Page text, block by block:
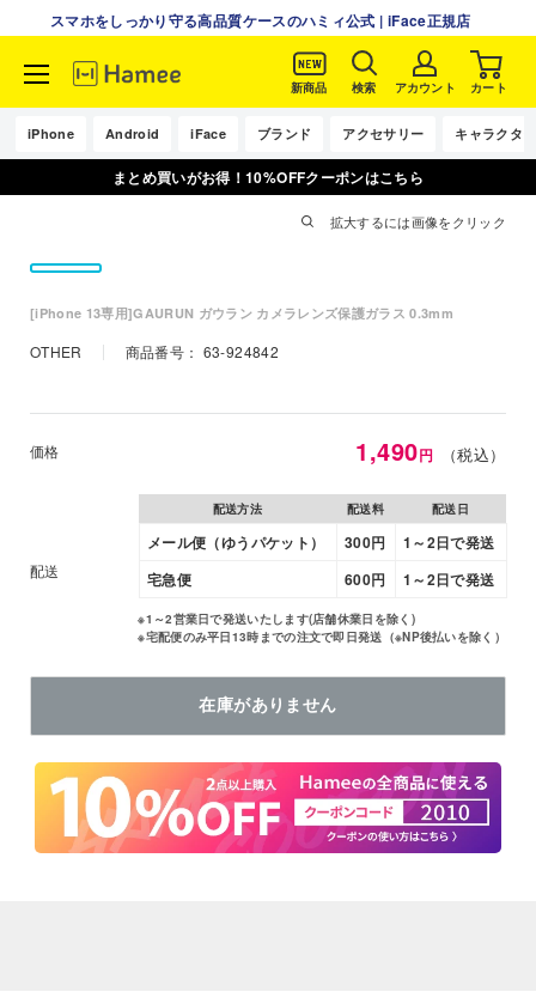
コ
テ
スマホをしっかり守る高品質ケースのハミィ公式 | iFace正規店
新商品 検索 アカウント カート
iPhone Android iFace ブランド アクセサリー キャラクター
まとめ買いがお得！10%OFFクーポンはこちら
拡大するには画像をクリック
[iPhone 13専用]GAURUN ガウラン カメラレンズ保護ガラス 0.3mm
OTHER 商品番号： 63-924842
価格 特
価
1,490円 （税込）
配送
配送方法 配送料 配送日
メール便（ゆうパケット） 300円
1～2日で発送
宅急便
600円 1～2日で発送
※1～2営業日で発送いたします(店舗休業日を除く)
※宅配便のみ平日13時までの注文で即日発送（※NP後払いを除く）
在庫がありません